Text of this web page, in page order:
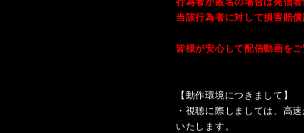
当該行為者に対して損害賠
皆様が安心して配信動画を
【動作環境につきまして】
・視聴に際しましては、高
いたします。